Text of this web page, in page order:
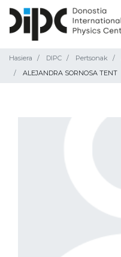
Hasiera DIPC Pertsonak
ALEJANDRA SORNOSA TENT